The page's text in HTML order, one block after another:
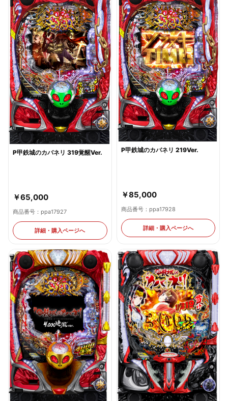
P甲鉄城のカバネリ 319覚醒Ver.
￥65,000
商品番号：ppa17927
詳細・購入ページへ
P甲鉄城のカバネリ 219Ver.
￥85,000
商品番号：ppa17928
詳細・購入ページへ